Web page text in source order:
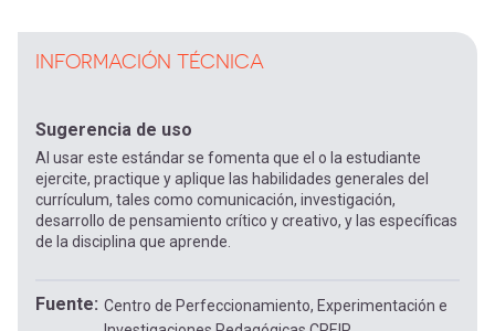
INFORMACIÓN TÉCNICA
Sugerencia de uso
Al usar este estándar se fomenta que el o la estudiante
ejercite, practique y aplique las habilidades generales del
currículum, tales como comunicación, investigación,
desarrollo de pensamiento crítico y creativo, y las específicas
de la disciplina que aprende.
Fuente
Centro de Perfeccionamiento, Experimentación e